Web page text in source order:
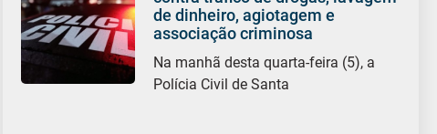
de dinheiro, agiotagem e
associação criminosa
Na manhã desta quarta-feira (5), a
Polícia Civil de Santa